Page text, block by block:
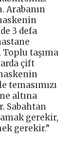
Arabanın
3 defa
taşıma
çift
temasımızı
altına
Sabahtan
gerekir,
gerekir.”